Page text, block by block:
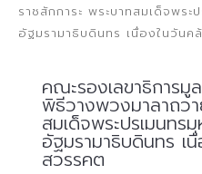
ราชสักการะ พระบาทสมเด็จพร
อัฐมรามาธิบดินทร เนื่องในวันค
คณะรองเลขาธิการ
พิธีวางพวงมาลาถว
สมเด็จพระปรเมนทร
อัฐมรามาธิบดินทร เ
สวรรคต